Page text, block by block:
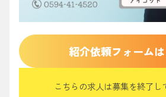
紹介依頼フォーム
こちらの求人は募集を終了し